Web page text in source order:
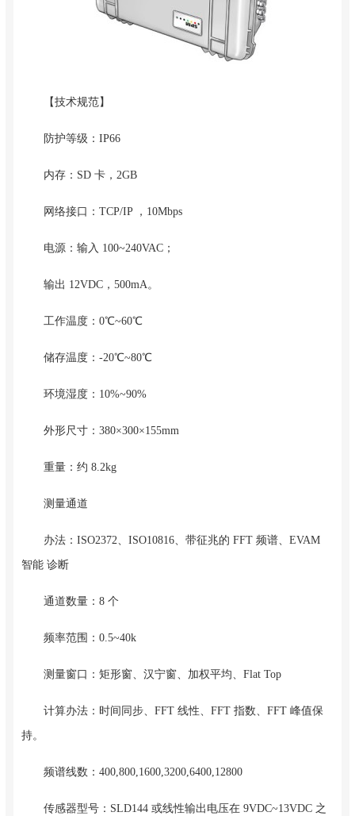
【技术规范】
防护等级：IP66
内存：SD 卡，2GB
网络接口：TCP/IP ，10Mbps
电源：输入 100~240VAC；
输出 12VDC，500mA。
工作温度：0℃~60℃
储存温度：-20℃~80℃
环境湿度：10%~90%
外形尺寸：380×300×155mm
重量：约 8.2kg
测量通道
办法：ISO2372、ISO10816、带征兆的 FFT 频谱、EVAM
智能 诊断
通道数量：8 个
频率范围：0.5~40k
测量窗口：矩形窗、汉宁窗、加权平均、Flat Top
计算办法：时间同步、FFT 线性、FFT 指数、FFT 峰值保
持。
频谱线数：400,800,1600,3200,6400,12800
传感器型号：SLD144 或线性输出电压在 9VDC~13VDC 之